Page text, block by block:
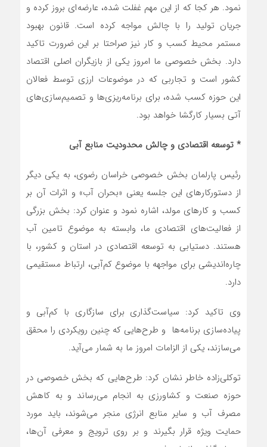
نمود. هر کجا که از این مهم غفلت شده، عارضه‌ای بروز کرده و
جریان تولید را با چالش مواجه کرده است. قانون بهبود
مستمر محیط کسب و کار نیز صراحتا بر این ضرورت تاکید
دارد. بخش خصوصی ما امروز یکی از بازیگران اصلی اقتصاد
کشور است و تجاربی که در موضوعات ارزی توسط فعالان
این حوزه کسب شده، برای برنامه‌ریزی‌ها و تصمیم‌سازی‌های
آتی بسیار کارگشا خواهد بود.
* توسعه اقتصادی و چالش محدودیت منابع آبی
رئیس پارلمان بخش خصوصی خراسان رضوی، به یکی دیگر
از دستورکارهای این جلسه یعنی «بحران آب» و اثرات آن بر
کسب و کارهای مولد، اشاره نمود و عنوان کرد: بخش بزرگی
از فعالیت‌های اقتصادی ما، وابسته به موضوع تامین آب
هستند. دستیابی به توسعه اقتصادی در استان و کشور، با
چاره‌اندیشی برای مواجهه با موضوع کم‌آبی، ارتباط مستقیمی
دارد.
وی تاکید کرد: سیاست‌گذاری برای سازگاری با کم‌آبی و
پیاده‌سازی برنامه‌ها و طرح‌هایی که چنین رویکردی را محقق
می‌سازند، یکی از الزامات امروز ما به شمار می‌آید.
توکلی‌زاده خاطر نشان کرد: طرح‌هایی که بخش خصوصی در
حوزه صنعت و کشاورزی به انجام می‌رساند و به کاهش
مصرف آب و سایر منابع انرژی منجر می‌شوند، باید مورد
حمایت ویژه قرار بگیرند و بر روی ترویج و معرفی آن‌ها،